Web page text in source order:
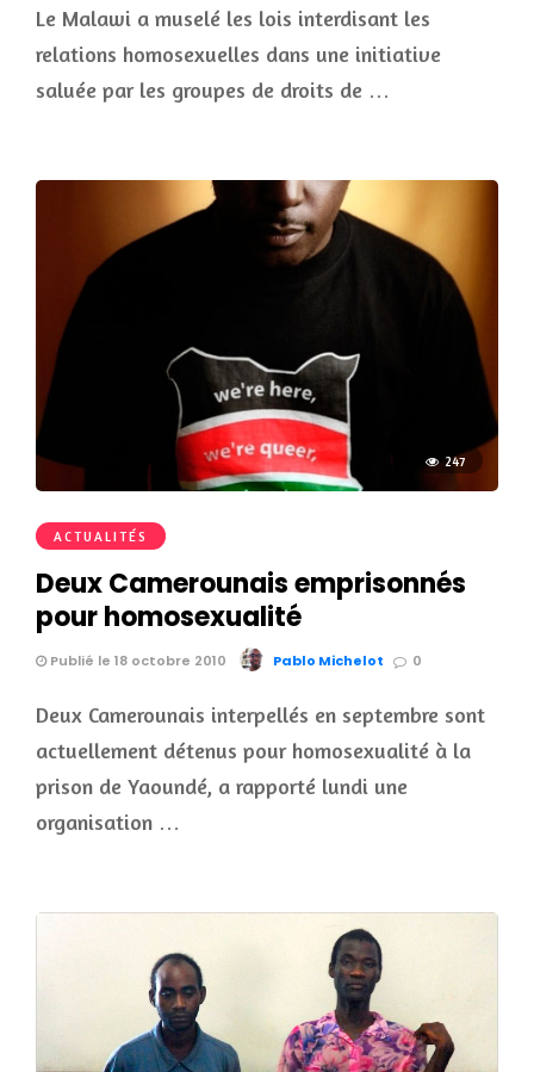
Le Malawi a muselé les lois interdisant les
relations homosexuelles dans une initiative
saluée par les groupes de droits de …
247
ACTUALITÉS
Deux Camerounais emprisonnés
pour homosexualité
Publié le 18 octobre 2010 Pablo Michelot 0
Deux Camerounais interpellés en septembre sont
actuellement détenus pour homosexualité à la
prison de Yaoundé, a rapporté lundi une
organisation …